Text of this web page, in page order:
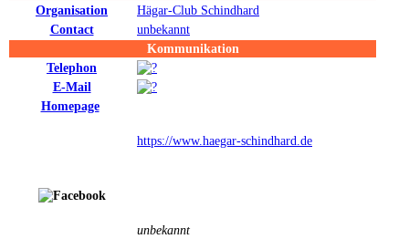
Organisation
Hägar-Club Schindhard
Contact
unbekannt
Kommunikation
Telephon
E-Mail
Homepage
https://www.haegar-schindhard.de
unbekannt